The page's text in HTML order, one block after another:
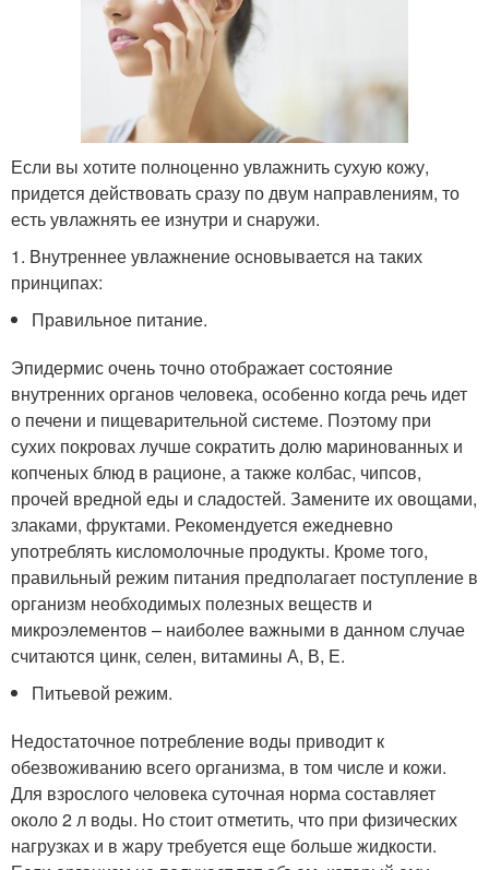
Если вы хотите полноценно увлажнить сухую кожу,
придется действовать сразу по двум направлениям, то
есть увлажнять ее изнутри и снаружи.
1. Внутреннее увлажнение основывается на таких
принципах:
Правильное питание.
Эпидермис очень точно отображает состояние
внутренних органов человека, особенно когда речь идет
о печени и пищеварительной системе. Поэтому при
сухих покровах лучше сократить долю маринованных и
копченых блюд в рационе, а также колбас, чипсов,
прочей вредной еды и сладостей. Замените их овощами,
злаками, фруктами. Рекомендуется ежедневно
употреблять кисломолочные продукты. Кроме того,
правильный режим питания предполагает поступление в
организм необходимых полезных веществ и
микроэлементов – наиболее важными в данном случае
считаются цинк, селен, витамины А, В, Е.
Питьевой режим.
Недостаточное потребление воды приводит к
обезвоживанию всего организма, в том числе и кожи.
Для взрослого человека суточная норма составляет
около 2 л воды. Но стоит отметить, что при физических
нагрузках и в жару требуется еще больше жидкости.